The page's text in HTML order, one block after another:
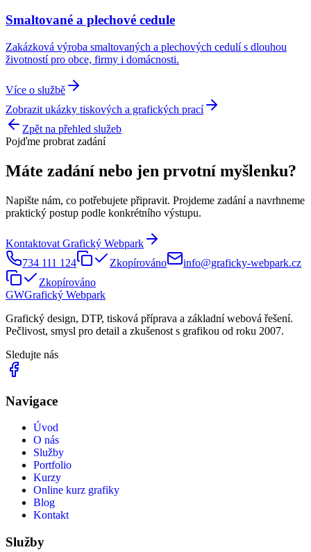
Smaltované a plechové cedule
Zakázková výroba smaltovaných a plechových cedulí s dlouhou
životností pro obce, firmy i domácnosti.
Více o službě
Zobrazit ukázky tiskových a grafických prací
Zpět na přehled služeb
Pojďme probrat zadání
Máte zadání nebo jen prvotní myšlenku?
Napište nám, co potřebujete připravit. Projdeme zadání a navrhneme
praktický postup podle konkrétního výstupu.
Kontaktovat Grafický Webpark
734 111 124
Zkopírováno
info@graficky-webpark.cz
Zkopírováno
GWGrafický Webpark
Grafický design, DTP, tisková příprava a základní webová řešení.
Pečlivost, smysl pro detail a zkušenost s grafikou od roku 2007.
Sledujte nás
Navigace
Úvod
O nás
Služby
Portfolio
Kurzy
Online kurz grafiky
Blog
Kontakt
Služby